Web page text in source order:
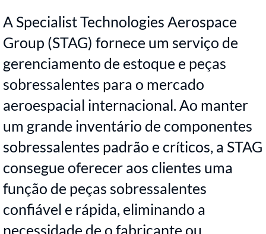
A Specialist Technologies Aerospace
Group (STAG) fornece um serviço de
gerenciamento de estoque e peças
sobressalentes para o mercado
aeroespacial internacional. Ao manter
um grande inventário de componentes
sobressalentes padrão e críticos, a STAG
consegue oferecer aos clientes uma
função de peças sobressalentes
confiável e rápida, eliminando a
necessidade de o fabricante ou